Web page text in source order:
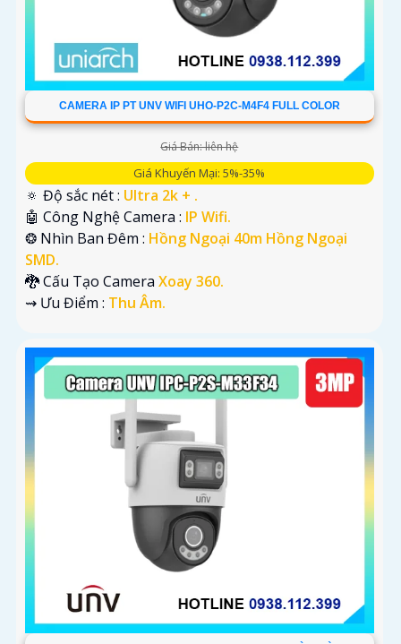
CAMERA IP PT UNV WIFI UHO-P2C-M4F4 FULL COLOR
Giá Bán: liên hệ
Giá Khuyến Mại: 5%-35%
🔅 Độ sắc nét : Ultra 2k + .
🤖️ Công Nghệ Camera : IP Wifi.
❂ Nhìn Ban Đêm : Hồng Ngoại 40m Hồng Ngoại
SMD.
🐉️ Cấu Tạo Camera Xoay 360.
️⇝ Ưu Điểm : Thu Âm.